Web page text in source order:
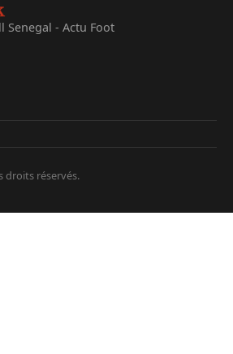
Senegal - Actu Foot
droits réservés.